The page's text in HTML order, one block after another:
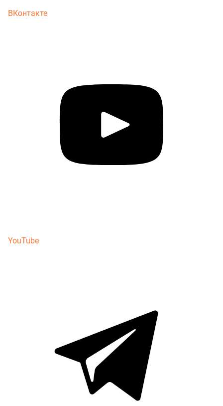
ВКонтакте
YouTube